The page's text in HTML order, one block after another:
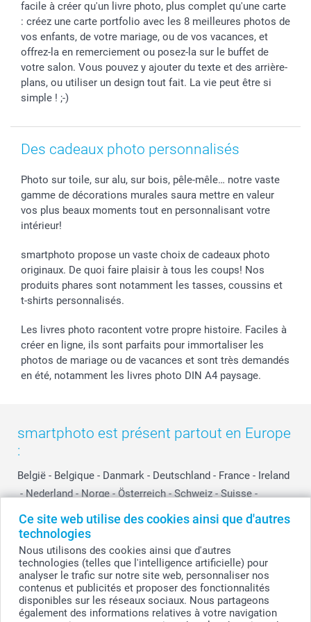
Ce site web utilise des cookies ainsi que d'autres
technologies
Nous utilisons des cookies ainsi que d'autres
technologies (telles que l'intelligence artificielle) pour
analyser le trafic sur notre site web, personnaliser nos
contenus et publicités et proposer des fonctionnalités
disponibles sur les réseaux sociaux. Nous partageons
également des informations relatives à votre navigation
B2B smartbusiness
Droit de rétractation
Fête d'anniversaire
Collection naissance
Tous les évènements
Identifiez-vous
Plan du site
Statut de ma commande
smarfriends
smartgarantie
smartbonus
facile à créer qu'un livre photo, plus complet qu'une carte
: créez une carte portfolio avec les 8 meilleures photos de
vos enfants, de votre mariage, ou de vos vacances, et
offrez-la en remerciement ou posez-la sur le buffet de
votre salon. Vous pouvez y ajouter du texte et des arrière-
plans, ou utiliser un design tout fait. La vie peut être si
simple ! ;-)
Des cadeaux photo personnalisés
Photo sur toile, sur alu, sur bois, pêle-mêle… notre vaste
gamme de décorations murales saura mettre en valeur
vos plus beaux moments tout en personnalisant votre
intérieur!
smartphoto propose un vaste choix de cadeaux photo
originaux. De quoi faire plaisir à tous les coups! Nos
produits phares sont notamment les tasses, coussins et
t-shirts personnalisés.
Les livres photo racontent votre propre histoire. Faciles à
créer en ligne, ils sont parfaits pour immortaliser les
photos de mariage ou de vacances et sont très demandés
en été, notamment les livres photo DIN A4 paysage.
smartphoto est présent partout en Europe
:
België - Belgique - Danmark - Deutschland - France - Ireland
- Nederland - Norge - Österreich - Schweiz - Suisse -
Switzerland
Suomi Sverige United Kingdom
Other Countries
Tous les prix sont en francs suisses (CHF), TVA incluse et hors frais de port.